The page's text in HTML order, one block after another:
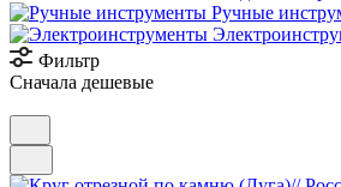
Ручные
Фильтр
Сначала дешевые